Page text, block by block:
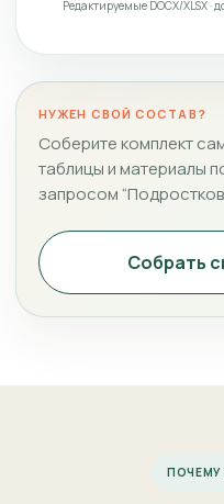
Редактируемые DOCX/XLSX ·
НУЖЕН СВОЙ СОСТАВ?
Соберите комплект
таблицы и материалы
запросом
Собрать
ПОЧЕМУ